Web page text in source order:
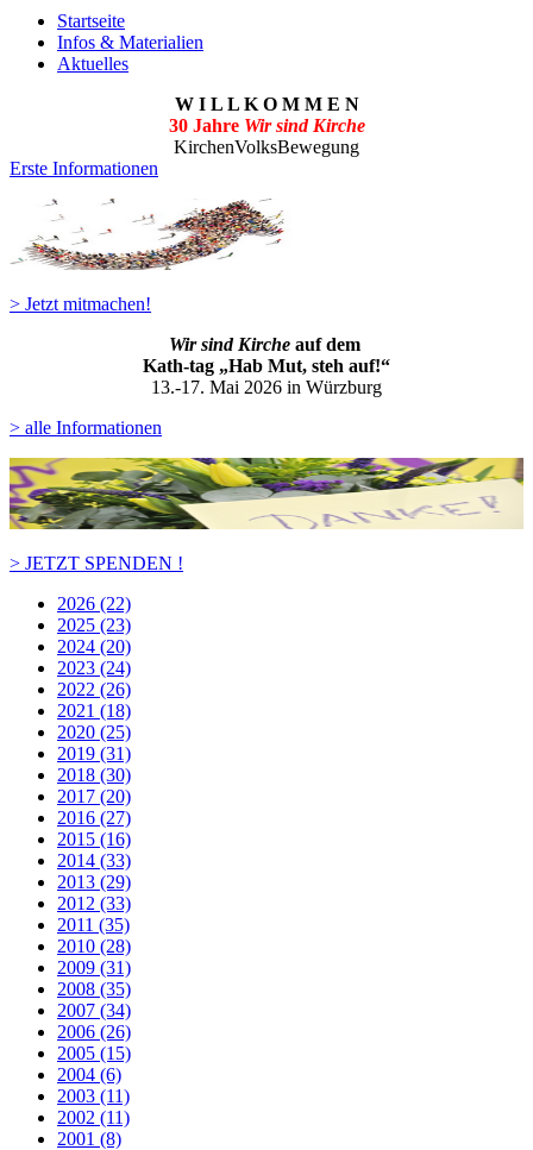
Startseite
Infos & Materialien
Aktuelles
W I L L K O M M E N
30 Jahre Wir sind Kirche
KirchenVolksBewegung
Erste Informationen
> Jetzt mitmachen!
Wir sind Kirche auf dem
Kath-tag „Hab Mut, steh auf!“
13.-17. Mai 2026 in Würzburg
> alle Informationen
> JETZT SPENDEN !
2026 (22)
2025 (23)
2024 (20)
2023 (24)
2022 (26)
2021 (18)
2020 (25)
2019 (31)
2018 (30)
2017 (20)
2016 (27)
2015 (16)
2014 (33)
2013 (29)
2012 (33)
2011 (35)
2010 (28)
2009 (31)
2008 (35)
2007 (34)
2006 (26)
2005 (15)
2004 (6)
2003 (11)
2002 (11)
2001 (8)